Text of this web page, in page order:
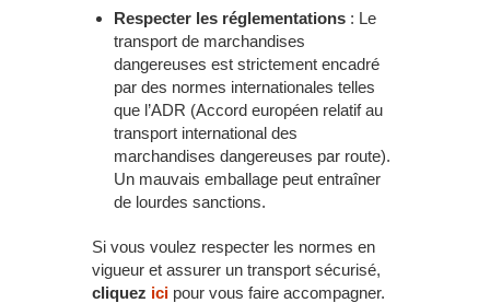
Respecter les réglementations : Le
transport de marchandises
dangereuses est strictement encadré
par des normes internationales telles
que l’ADR (Accord européen relatif au
transport international des
marchandises dangereuses par route).
Un mauvais emballage peut entraîner
de lourdes sanctions.
Si vous voulez respecter les normes en
vigueur et assurer un transport sécurisé,
cliquez ici pour vous faire accompagner.